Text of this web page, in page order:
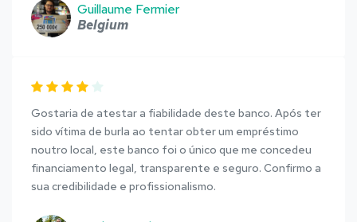
Guillaume Fermier
Belgium
Gostaria de atestar a fiabilidade deste banco. Após ter
sido vítima de burla ao tentar obter um empréstimo
noutro local, este banco foi o único que me concedeu
financiamento legal, transparente e seguro. Confirmo a
sua credibilidade e profissionalismo.